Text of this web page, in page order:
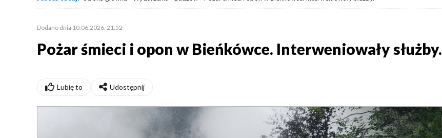
Dodano dnia 10.06.2026, 21:52
Pożar śmieci i opon w Bieńkówce. Interweniowały służby.
Lubię to Udostępnij